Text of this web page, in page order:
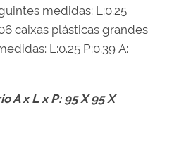
medidas: L:0.25
caixas plásticas grandes
L:0.25 P:0.39 A:
A x L x P: 95 X 95 X